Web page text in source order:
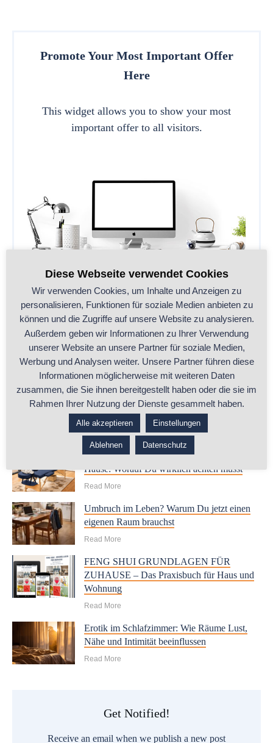
Promote Your Most Important Offer
Here
This widget allows you to show your most
important offer to all visitors.
CALL TO ACTION
RELATED POSTS
Beratungsraum oder Arbeitszimmer zu
Hause: Worauf Du wirklich achten musst
Read More
Umbruch im Leben? Warum Du jetzt einen
eigenen Raum brauchst
Read More
FENG SHUI GRUNDLAGEN FÜR
ZUHAUSE – Das Praxisbuch für Haus und
Wohnung
Read More
Erotik im Schlafzimmer: Wie Räume Lust,
Nähe und Intimität beeinflussen
Read More
Get Notified!
Receive an email when we publish a new post
Diese Webseite verwendet Cookies
Wir verwenden Cookies, um Inhalte und Anzeigen zu
personalisieren, Funktionen für soziale Medien anbieten zu
können und die Zugriffe auf unsere Website zu analysieren.
Außerdem geben wir Informationen zu Ihrer Verwendung
unserer Website an unsere Partner für soziale Medien,
Werbung und Analysen weiter. Unsere Partner führen diese
Informationen möglicherweise mit weiteren Daten
zusammen, die Sie ihnen bereitgestellt haben oder die sie im
Rahmen Ihrer Nutzung der Dienste gesammelt haben.
Alle akzeptieren Einstellungen
Ablehnen Datenschutz